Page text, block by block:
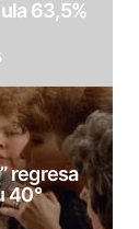
63,5%
regresa
40°